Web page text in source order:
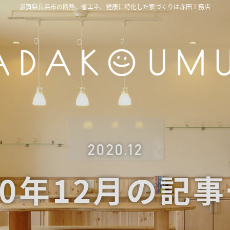
滋賀県長浜市の断熱、省エネ、健康に特化した家づくりは赤田工務店
2020.12
年12月の記